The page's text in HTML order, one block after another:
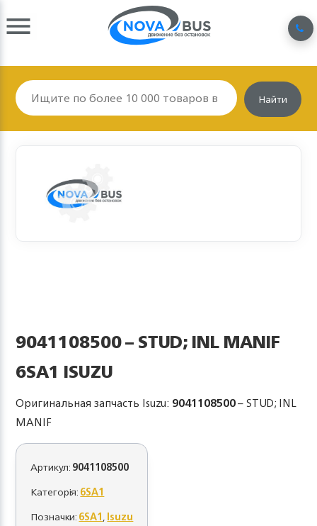
Найти
9041108500 – STUD; INL MANIF
6SA1 ISUZU
Оригинальная запчасть Isuzu: 9041108500– STUD; INL
MANIF
Артикул:9041108500
Категорія:6SA1
Позначки:6SA1,Isuzu